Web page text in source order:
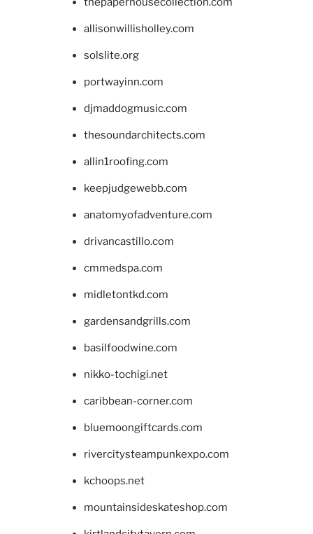
allisonwillisholley.com
solslite.org
portwayinn.com
djmaddogmusic.com
thesoundarchitects.com
allin1roofing.com
keepjudgewebb.com
anatomyofadventure.com
drivancastillo.com
cmmedspa.com
midletontkd.com
gardensandgrills.com
basilfoodwine.com
nikko-tochigi.net
caribbean-corner.com
bluemoongiftcards.com
rivercitysteampunkexpo.com
kchoops.net
mountainsideskateshop.com